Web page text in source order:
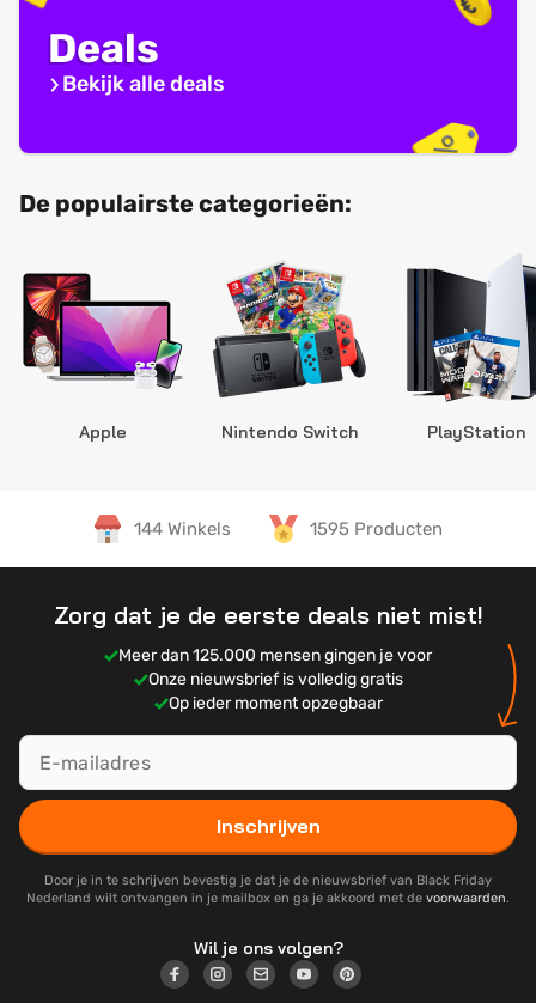
Deals
Bekijk alle deals
De populairste categorieën:
Apple Nintendo Switch PlayStation
144 Winkels 1595 Producten
Zorg dat je de eerste deals niet mist!
Meer dan 125.000 mensen gingen je voor
Onze nieuwsbrief is volledig gratis
Op ieder moment opzegbaar
Inschrijven
Door je in te schrijven bevestig je dat je de nieuwsbrief van Black Friday
Nederland wilt ontvangen in je mailbox en ga je akkoord met de voorwaarden.
Wil je ons volgen?